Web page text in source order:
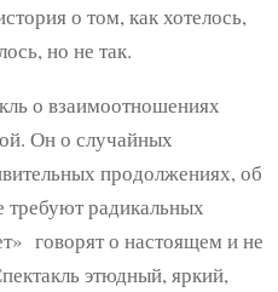
о том, как хотелось,
но не так.
о взаимоотношениях
Он о случайных
продолжениях, об
требуют радикальных
говорят о настоящем и не
этюдный, яркий,